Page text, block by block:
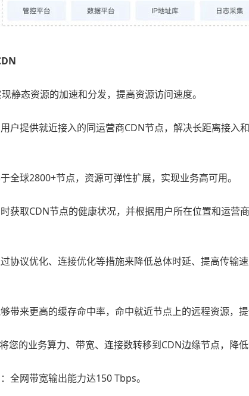
静态资源的加速和分发，提高资源访问速度。
户提供就近接入的同运营商CDN节点，解决长距离接入
全球2800+节点，资源可弹性扩展，实现业务高可用。
获取CDN节点的健康状况，并根据用户所在位置和运营
协议优化、连接优化等措施来降低总体时延、提高传输
带来更高的缓存命中率，命中就近节点上的远程资源，提
您的业务算力、带宽、连接数转移到CDN边缘节点，降低
全网带宽输出能力达150 Tbps。